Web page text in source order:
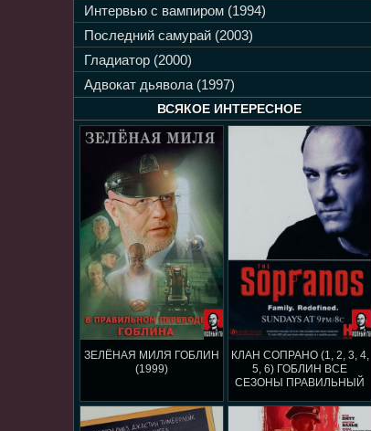
Интервью с вампиром (1994)
Последний самурай (2003)
Гладиатор (2000)
Адвокат дьявола (1997)
ВСЯКОЕ ИНТЕРЕСНОЕ
ЗЕЛЁНАЯ МИЛЯ ГОБЛИН
(1999)
КЛАН СОПРАНО (1, 2, 3, 4,
5, 6) ГОБЛИН ВСЕ
СЕЗОНЫ ПРАВИЛЬНЫЙ